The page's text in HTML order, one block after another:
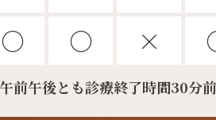
〇 〇 ×
前午後とも診療終了時間30分